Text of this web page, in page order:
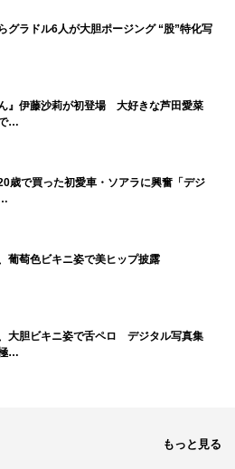
」完成報告会
ース FS 汐留
トル新宿ほか全国公開
らい樹、遠藤雄斗
、芹澤興人
宥、辻凪子、佐藤凛月
田尚美／石田ひかり
グラドル6人が大胆ポージング “股”特化写
ん』伊藤沙莉が初登場 大好きな芦田愛菜
…
歳で買った初愛車・ソアラに興奮「デジ
葡萄色ビキニ姿で美ヒップ披露
大胆ビキニ姿で舌ペロ デジタル写真集
…
もっと見る